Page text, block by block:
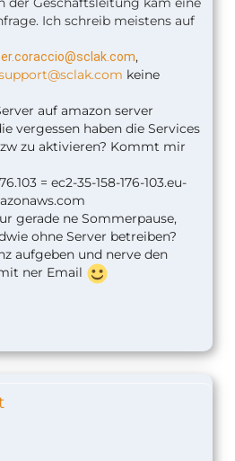
Ich schreib meistens auf
,
keine
auf amazon server
vergessen haben die Services
zu aktivieren? Kommt mir
= ec2-35-158-176-103.eu-
gerade ne Sommerpause,
ohne Server betreiben?
aufgeben und nerve den
ner Email